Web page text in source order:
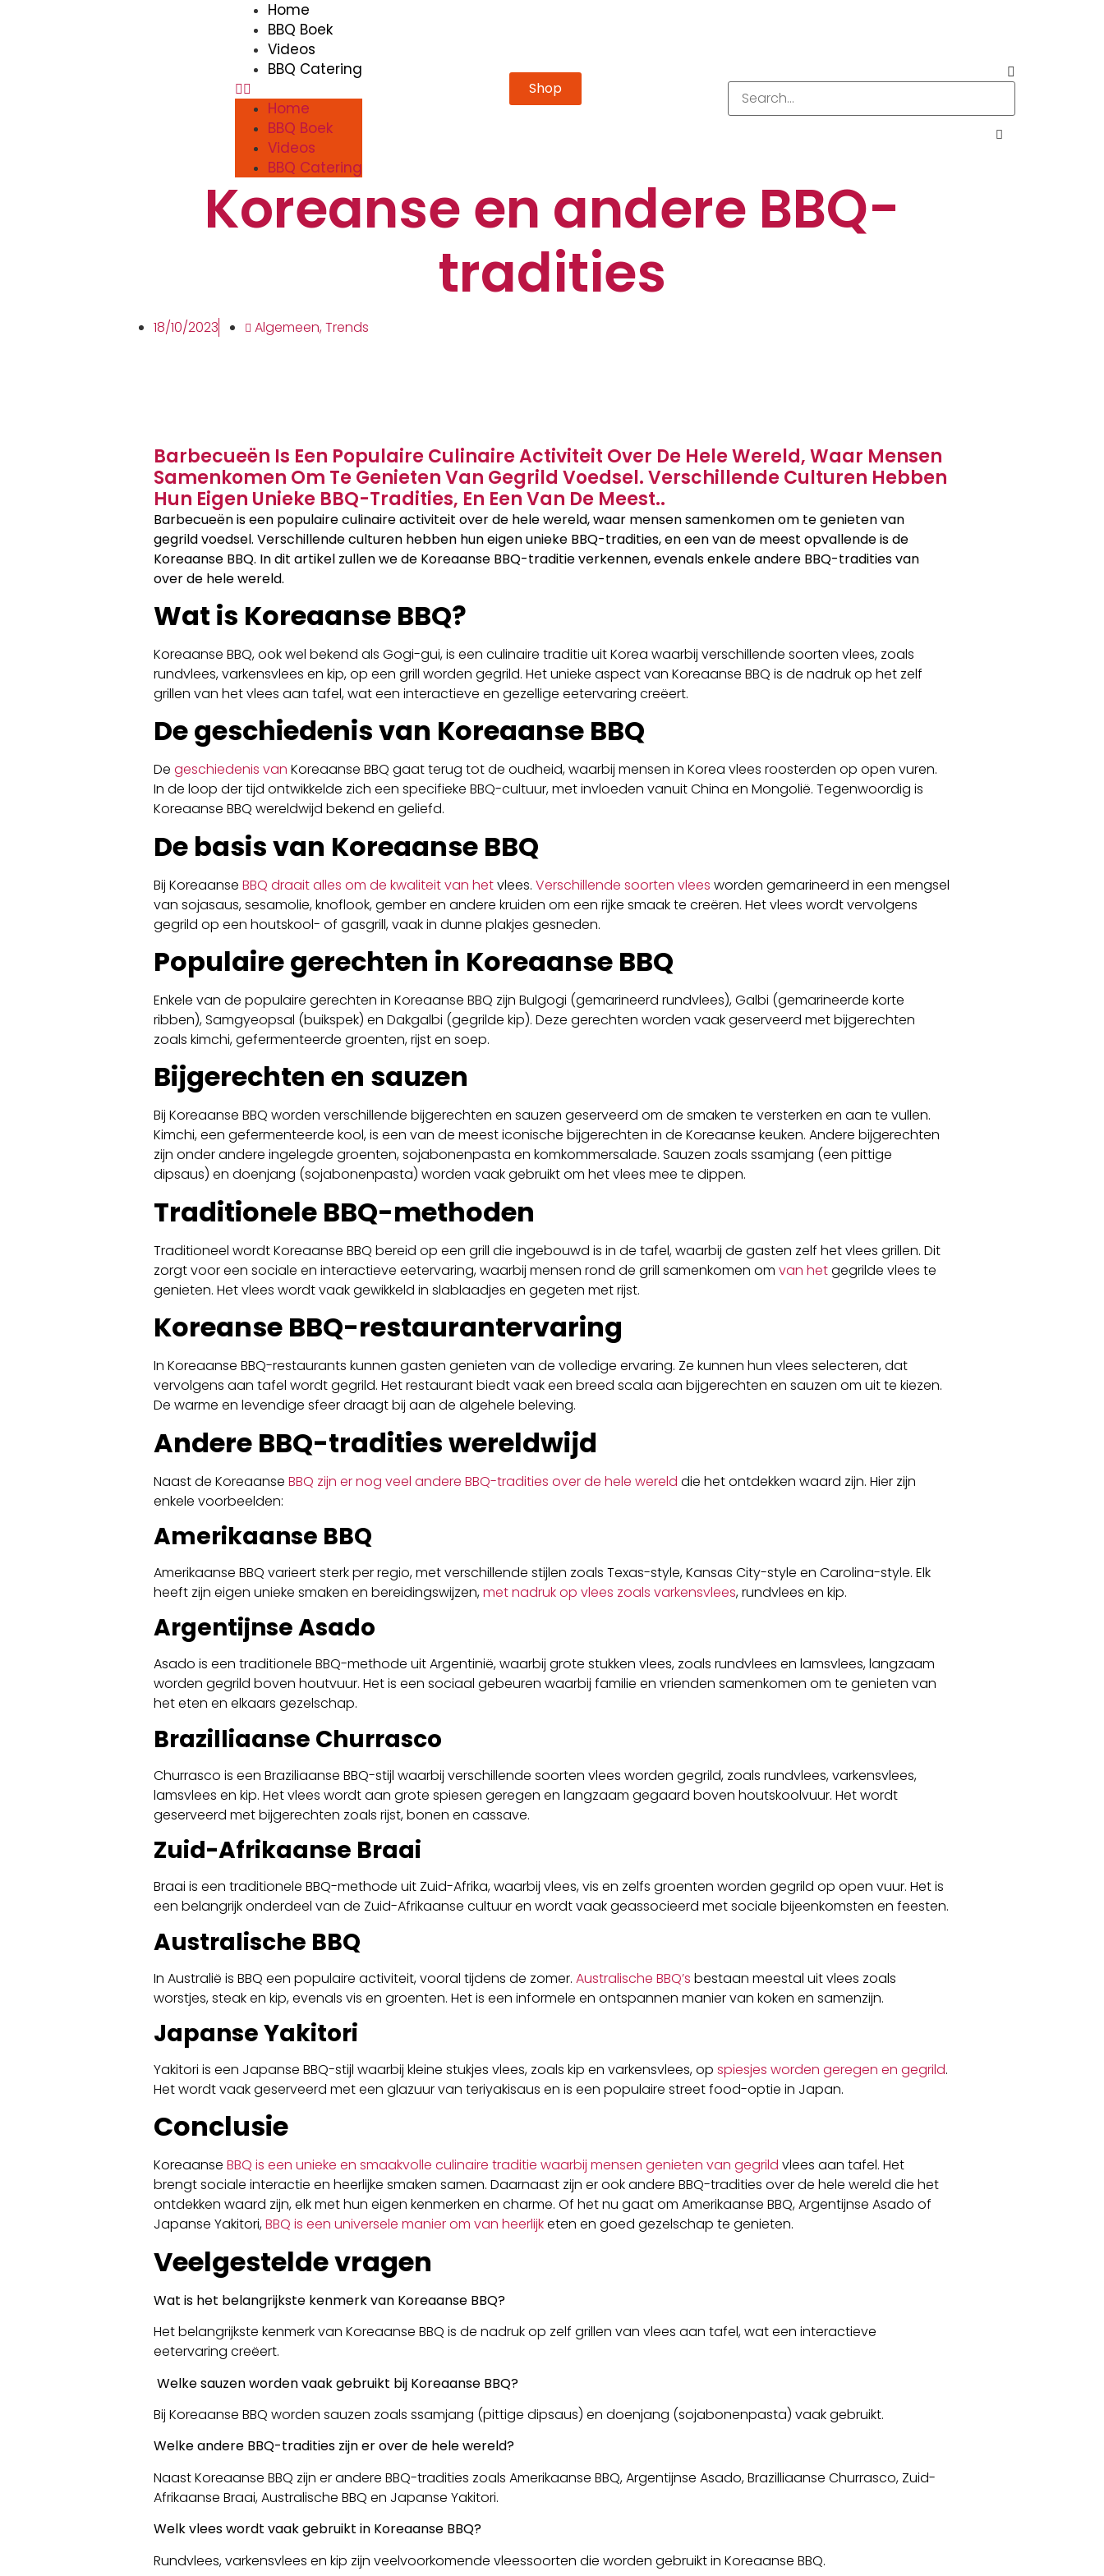
Home
BBQ Boek
Videos
BBQ Catering
Home
BBQ Boek
Videos
BBQ Catering
Shop
Koreanse en andere BBQ-
tradities
18/10/2023 Algemeen,Trends
Barbecueën Is Een Populaire Culinaire Activiteit Over De Hele Wereld, Waar Mensen
Samenkomen Om Te Genieten Van Gegrild Voedsel. Verschillende Culturen Hebben
Hun Eigen Unieke BBQ-Tradities, En Een Van De Meest..
Barbecueën is een populaire culinaire activiteit over de hele wereld, waar mensen samenkomen om te genieten van
gegrild voedsel. Verschillende culturen hebben hun eigen unieke BBQ-tradities, en een van de meest opvallende is de
Koreaanse BBQ. In dit artikel zullen we de Koreaanse BBQ-traditie verkennen, evenals enkele andere BBQ-tradities van
over de hele wereld.
Wat is Koreaanse BBQ?
Koreaanse BBQ, ook wel bekend als Gogi-gui, is een culinaire traditie uit Korea waarbij verschillende soorten vlees, zoals
rundvlees, varkensvlees en kip, op een grill worden gegrild. Het unieke aspect van Koreaanse BBQ is de nadruk op het zelf
grillen van het vlees aan tafel, wat een interactieve en gezellige eetervaring creëert.
De geschiedenis van Koreaanse BBQ
De geschiedenis van Koreaanse BBQ gaat terug tot de oudheid, waarbij mensen in Korea vlees roosterden op open vuren.
In de loop der tijd ontwikkelde zich een specifieke BBQ-cultuur, met invloeden vanuit China en Mongolië. Tegenwoordig is
Koreaanse BBQ wereldwijd bekend en geliefd.
De basis van Koreaanse BBQ
Bij Koreaanse BBQ draait alles om de kwaliteit van hetvlees. Verschillende soorten vlees worden gemarineerd in een mengsel
van sojasaus, sesamolie, knoflook, gember en andere kruiden om een rijke smaak te creëren. Het vlees wordt vervolgens
gegrild op een houtskool- of gasgrill, vaak in dunne plakjes gesneden.
Populaire gerechten in Koreaanse BBQ
Enkele van de populaire gerechten in Koreaanse BBQ zijn Bulgogi (gemarineerd rundvlees), Galbi (gemarineerde korte
ribben), Samgyeopsal (buikspek) en Dakgalbi (gegrilde kip). Deze gerechten worden vaak geserveerd met bijgerechten
zoals kimchi, gefermenteerde groenten, rijst en soep.
Bijgerechten en sauzen
Bij Koreaanse BBQ worden verschillende bijgerechten en sauzen geserveerd om de smaken te versterken en aan te vullen.
Kimchi, een gefermenteerde kool, is een van de meest iconische bijgerechten in de Koreaanse keuken. Andere bijgerechten
zijn onder andere ingelegde groenten, sojabonenpasta en komkommersalade. Sauzen zoals ssamjang (een pittige
dipsaus) en doenjang (sojabonenpasta) worden vaak gebruikt om het vlees mee te dippen.
Traditionele BBQ-methoden
Traditioneel wordt Koreaanse BBQ bereid op een grill die ingebouwd is in de tafel, waarbij de gasten zelf het vlees grillen. Dit
zorgt voor een sociale en interactieve eetervaring, waarbij mensen rond de grill samenkomen om van hetgegrilde vlees te
genieten. Het vlees wordt vaak gewikkeld in slablaadjes en gegeten met rijst.
Koreanse BBQ-restaurantervaring
In Koreaanse BBQ-restaurants kunnen gasten genieten van de volledige ervaring. Ze kunnen hun vlees selecteren, dat
vervolgens aan tafel wordt gegrild. Het restaurant biedt vaak een breed scala aan bijgerechten en sauzen om uit te kiezen.
De warme en levendige sfeer draagt bij aan de algehele beleving.
Andere BBQ-tradities wereldwijd
Naast de Koreaanse BBQ zijn er nog veel andere BBQ-tradities over de hele wereld die het ontdekken waard zijn. Hier zijn
enkele voorbeelden:
Amerikaanse BBQ
Amerikaanse BBQ varieert sterk per regio, met verschillende stijlen zoals Texas-style, Kansas City-style en Carolina-style. Elk
heeft zijn eigen unieke smaken en bereidingswijzen,met nadruk op vlees zoals varkensvlees, rundvlees en kip.
Argentijnse Asado
Asado is een traditionele BBQ-methode uit Argentinië, waarbij grote stukken vlees, zoals rundvlees en lamsvlees, langzaam
worden gegrild boven houtvuur. Het is een sociaal gebeuren waarbij familie en vrienden samenkomen om te genieten van
het eten en elkaars gezelschap.
Brazilliaanse Churrasco
Churrasco is een Braziliaanse BBQ-stijl waarbij verschillende soorten vlees worden gegrild, zoals rundvlees, varkensvlees,
lamsvlees en kip. Het vlees wordt aan grote spiesen geregen en langzaam gegaard boven houtskoolvuur. Het wordt
geserveerd met bijgerechten zoals rijst, bonen en cassave.
Zuid-Afrikaanse Braai
Braai is een traditionele BBQ-methode uit Zuid-Afrika, waarbij vlees, vis en zelfs groenten worden gegrild op open vuur. Het is
een belangrijk onderdeel van de Zuid-Afrikaanse cultuur en wordt vaak geassocieerd met sociale bijeenkomsten en feesten.
Australische BBQ
In Australië is BBQ een populaire activiteit, vooral tijdens de zomer. Australische BBQ’s bestaan meestal uit vlees zoals
worstjes, steak en kip, evenals vis en groenten. Het is een informele en ontspannen manier van koken en samenzijn.
Japanse Yakitori
Yakitori is een Japanse BBQ-stijl waarbij kleine stukjes vlees, zoals kip en varkensvlees, op spiesjes worden geregen en gegrild.
Het wordt vaak geserveerd met een glazuur van teriyakisaus en is een populaire street food-optie in Japan.
Conclusie
Koreaanse BBQ is een unieke en smaakvolle culinaire traditie waarbij mensen genieten van gegrild vlees aan tafel. Het
brengt sociale interactie en heerlijke smaken samen. Daarnaast zijn er ook andere BBQ-tradities over de hele wereld die het
ontdekken waard zijn, elk met hun eigen kenmerken en charme. Of het nu gaat om Amerikaanse BBQ, Argentijnse Asado of
Japanse Yakitori,BBQ is een universele manier om van heerlijketen en goed gezelschap te genieten.
Veelgestelde vragen
Wat is het belangrijkste kenmerk van Koreaanse BBQ?
Het belangrijkste kenmerk van Koreaanse BBQ is de nadruk op zelf grillen van vlees aan tafel, wat een interactieve
eetervaring creëert.
Welke sauzen worden vaak gebruikt bij Koreaanse BBQ?
Bij Koreaanse BBQ worden sauzen zoals ssamjang (pittige dipsaus) en doenjang (sojabonenpasta) vaak gebruikt.
Welke andere BBQ-tradities zijn er over de hele wereld?
Naast Koreaanse BBQ zijn er andere BBQ-tradities zoals Amerikaanse BBQ, Argentijnse Asado, Brazilliaanse Churrasco, Zuid-
Afrikaanse Braai, Australische BBQ en Japanse Yakitori.
Welk vlees wordt vaak gebruikt in Koreaanse BBQ?
Rundvlees, varkensvlees en kip zijn veelvoorkomende vleessoorten die worden gebruikt in Koreaanse BBQ.